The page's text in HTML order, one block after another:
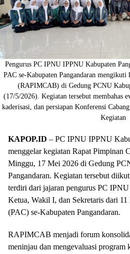
Pengurus PC IPNU IPPNU Kabupaten
PAC se-Kabupaten Pangandaran mengikuti
(RAPIMCAB) di Gedung PCNU
(17/5/2026). Kegiatan tersebut membahas
kaderisasi, dan persiapan Konferensi
Kegiatan
KAPOP.ID – PC IPNU IPPNU
menggelar kegiatan Rapat Pimpinan
Minggu, 17 Mei 2026 di Gedung
Pangandaran. Kegiatan tersebut
terdiri dari jajaran pengurus PC
Ketua, Wakil I, dan Sekretaris dari
(PAC) se-Kabupaten Pangandaran.
RAPIMCAB menjadi forum
meninjau dan mengevaluasi program